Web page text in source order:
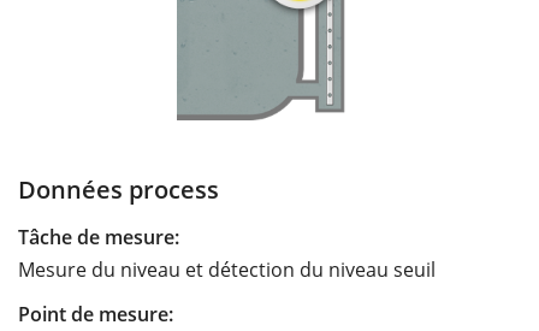
Données process
Tâche de mesure:
Mesure du niveau et détection du niveau seuil
Point de mesure: